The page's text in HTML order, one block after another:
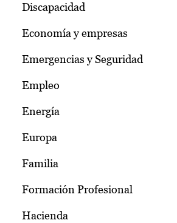
Discapacidad
Economía y empresas
Emergencias y Seguridad
Empleo
Energía
Europa
Familia
Formación Profesional
Hacienda